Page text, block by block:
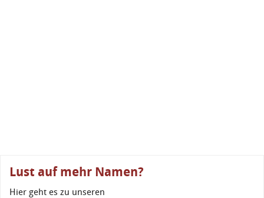
Lust auf mehr Namen?
Hier geht es zu unseren